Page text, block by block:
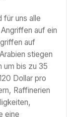
für uns alle
auf ein
auf
stiegen
um bis zu 35
Dollar pro
Raffinerien
eine